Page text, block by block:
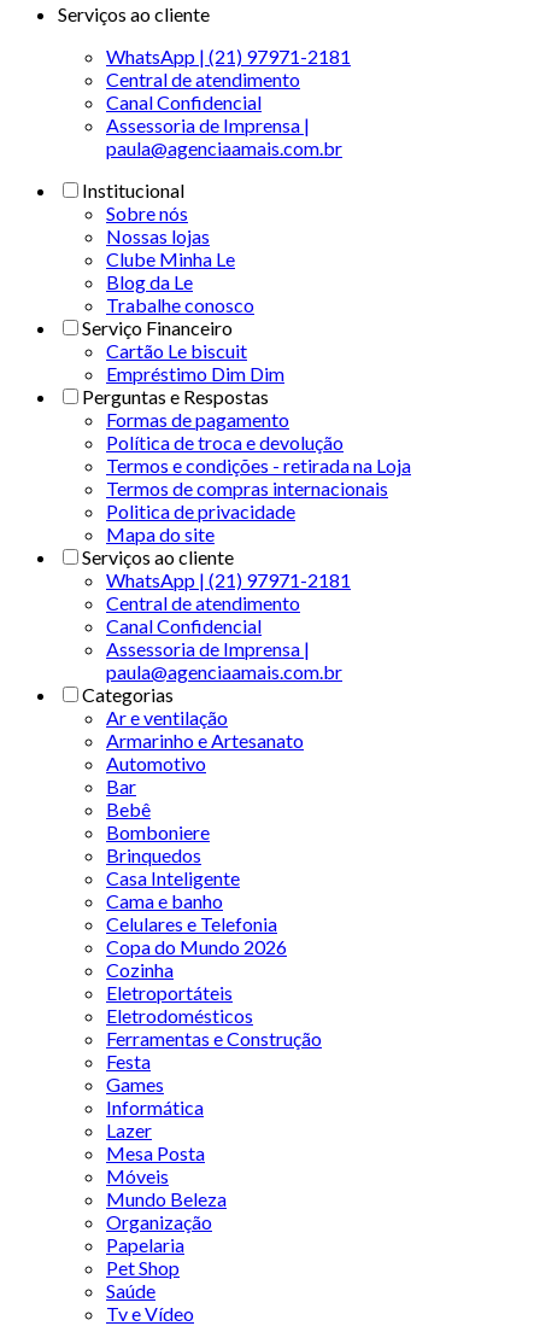
Serviços ao cliente
WhatsApp | (21) 97971-2181
Central de atendimento
Canal Confidencial
Assessoria de Imprensa |
paula@agenciaamais.com.br
Institucional
Sobre nós
Nossas lojas
Clube Minha Le
Blog da Le
Trabalhe conosco
Serviço Financeiro
Cartão Le biscuit
Empréstimo Dim Dim
Perguntas e Respostas
Formas de pagamento
Política de troca e devolução
Termos e condições - retirada na Loja
Termos de compras internacionais
Politica de privacidade
Mapa do site
Serviços ao cliente
WhatsApp | (21) 97971-2181
Central de atendimento
Canal Confidencial
Assessoria de Imprensa |
paula@agenciaamais.com.br
Categorias
Ar e ventilação
Armarinho e Artesanato
Automotivo
Bar
Bebê
Bomboniere
Brinquedos
Casa Inteligente
Cama e banho
Celulares e Telefonia
Copa do Mundo 2026
Cozinha
Eletroportáteis
Eletrodomésticos
Ferramentas e Construção
Festa
Games
Informática
Lazer
Mesa Posta
Móveis
Mundo Beleza
Organização
Papelaria
Pet Shop
Saúde
Tv e Vídeo